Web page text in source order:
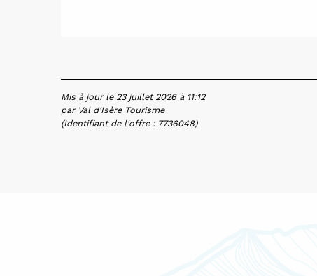
Mis à jour le 23 juillet 2026 à 11:12
par Val d'Isère Tourisme
(Identifiant de l'offre : 7736048)